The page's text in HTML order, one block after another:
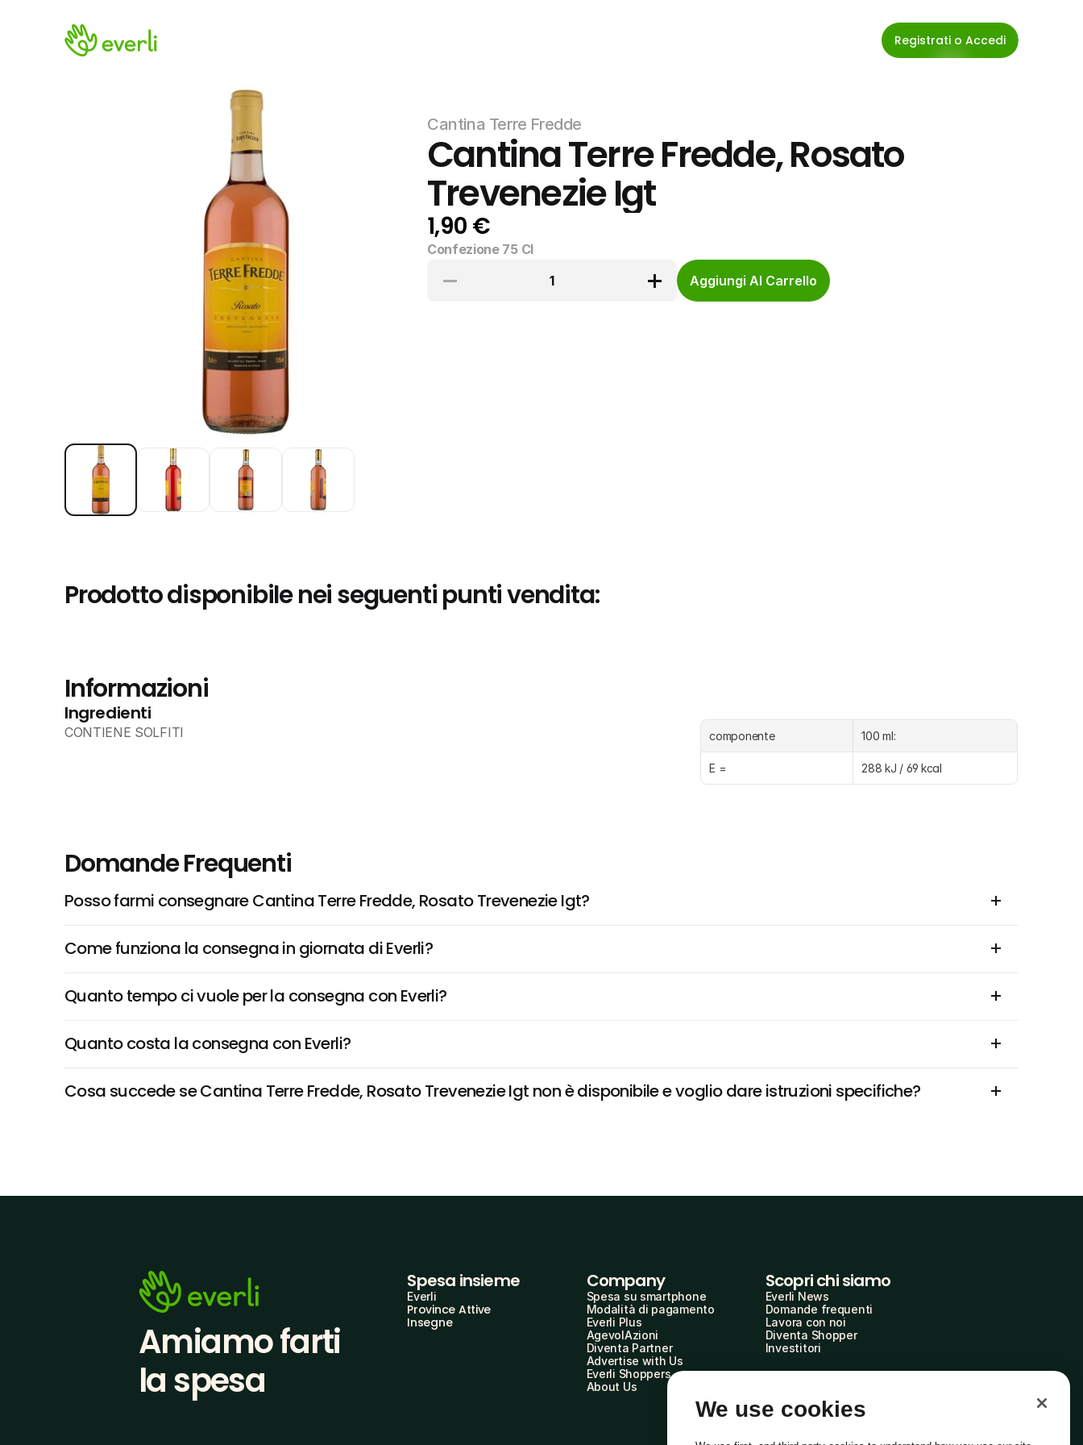
Registrati o Accedi
Cantina Terre Fredde
Cantina Terre Fredde, Rosato
Trevenezie Igt
1,90 €
Confezione 75 Cl
1
Aggiungi Al Carrello
Prodotto disponibile nei seguenti punti vendita:
Informazioni
Ingredienti
CONTIENE SOLFITI componente 100 ml:
E = 288 kJ / 69 kcal
Domande Frequenti
Posso farmi consegnare Cantina Terre Fredde, Rosato Trevenezie Igt?
Come funziona la consegna in giornata di Everli?
Quanto tempo ci vuole per la consegna con Everli?
Quanto costa la consegna con Everli?
Cosa succede se Cantina Terre Fredde, Rosato Trevenezie Igt non è disponibile e voglio dare istruzioni specifiche?
Amiamo farti
la spesa
Spesa insieme
Everli
Province Attive
Insegne
Company
Spesa su smartphone
Modalità di pagamento
Everli Plus
AgevolAzioni
Diventa Partner
Advertise with Us
Everli Shoppers
About Us
Scopri chi siamo
Everli News
Domande frequenti
Lavora con noi
Diventa Shopper
Investitori
We use cookies